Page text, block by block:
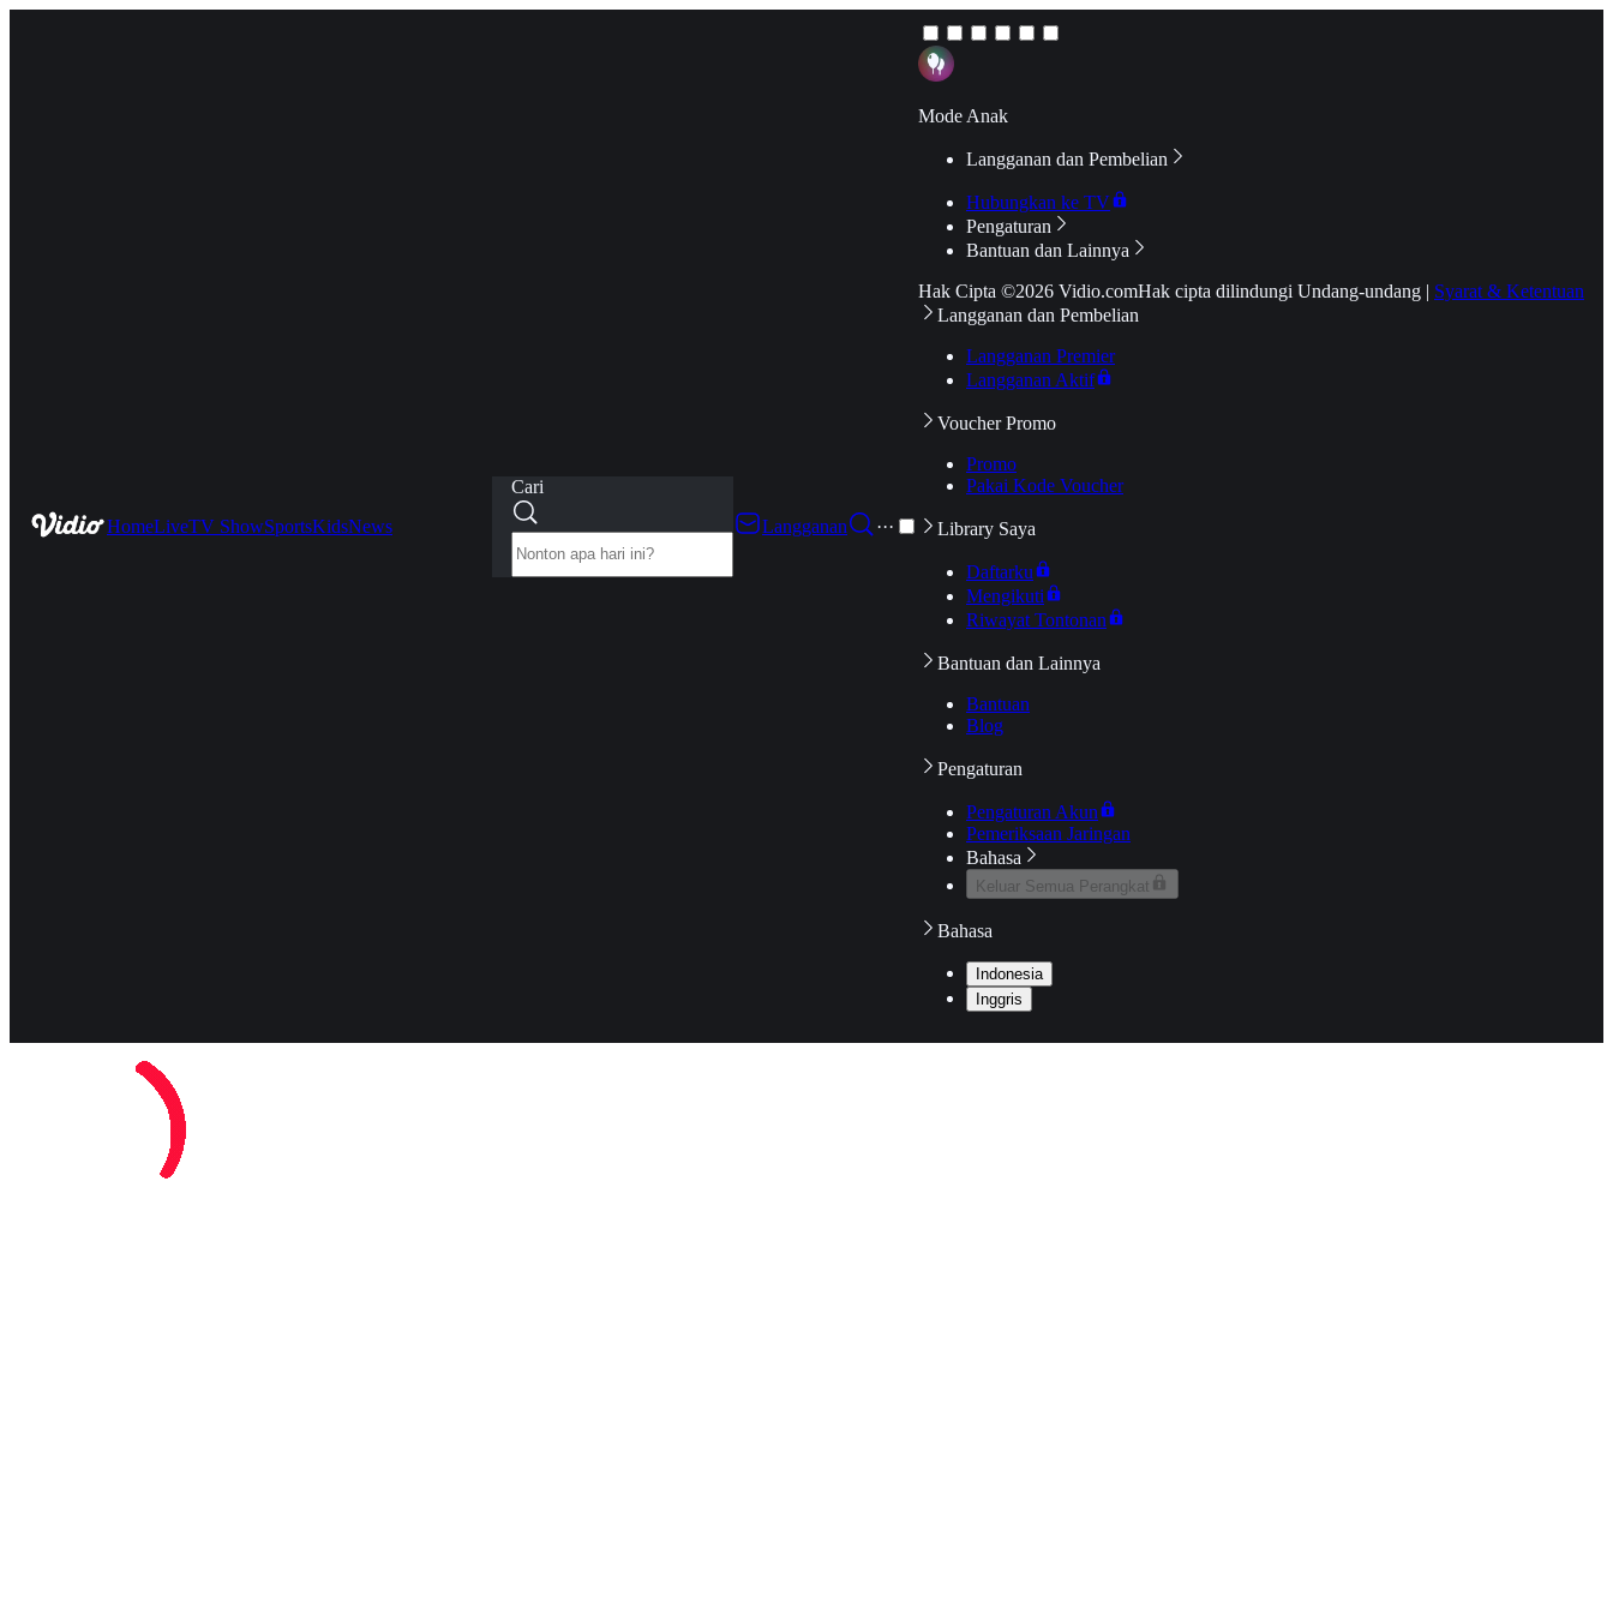
HomeLiveTV ShowSportsKidsNews
Cari
Langganan
···
Mode Anak
Langganan dan Pembelian
Hubungkan ke TV
Pengaturan
Bantuan dan Lainnya
Hak Cipta ©2026 Vidio.comHak cipta dilindungi Undang-undang | Syarat & Ketentuan
Langganan dan Pembelian
Langganan Premier
Langganan Aktif
Voucher Promo
Promo
Pakai Kode Voucher
Library Saya
Daftarku
Mengikuti
Riwayat Tontonan
Bantuan dan Lainnya
Bantuan
Blog
Pengaturan
Pengaturan Akun
Pemeriksaan Jaringan
Bahasa
Keluar Semua Perangkat
Bahasa
Indonesia
Inggris